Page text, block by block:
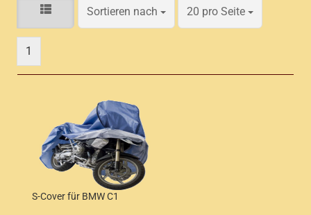
Sortieren nach
Sortieren nach 20 pro Seite
pro Seite
1
S-Cover für BMW C1